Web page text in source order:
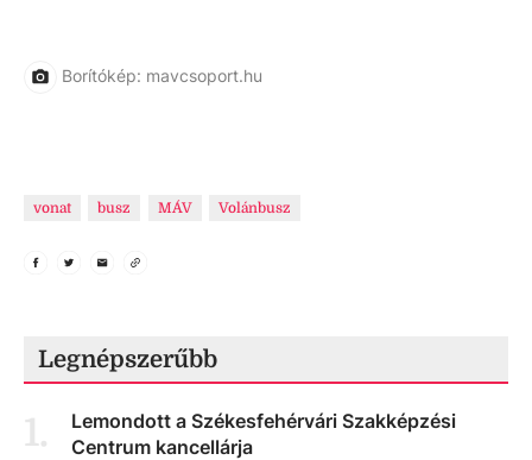
Borítókép: mavcsoport.hu
vonat busz MÁV Volánbusz
Legnépszerűbb
1.
Lemondott a Székesfehérvári Szakképzési
Centrum kancellárja